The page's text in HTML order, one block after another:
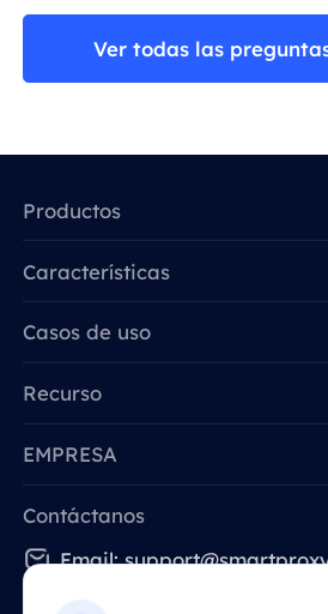
Ver todas las
Productos
Características
Casos de uso
Recurso
EMPRESA
Contáctanos
Email: